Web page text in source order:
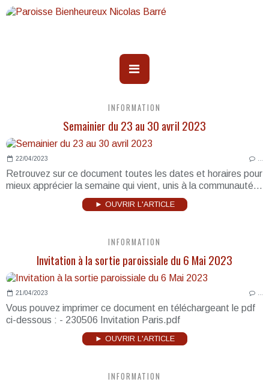
INFORMATION
Semainier du 23 au 30 avril 2023
22/04/2023
Retrouvez sur ce document toutes les dates et horaires pour
mieux apprécier la semaine qui vient, unis à la communauté...
► OUVRIR L'ARTICLE
INFORMATION
Invitation à la sortie paroissiale du 6 Mai 2023
21/04/2023
Vous pouvez imprimer ce document en téléchargeant le pdf
ci-dessous : - 230506 Invitation Paris.pdf
► OUVRIR L'ARTICLE
INFORMATION